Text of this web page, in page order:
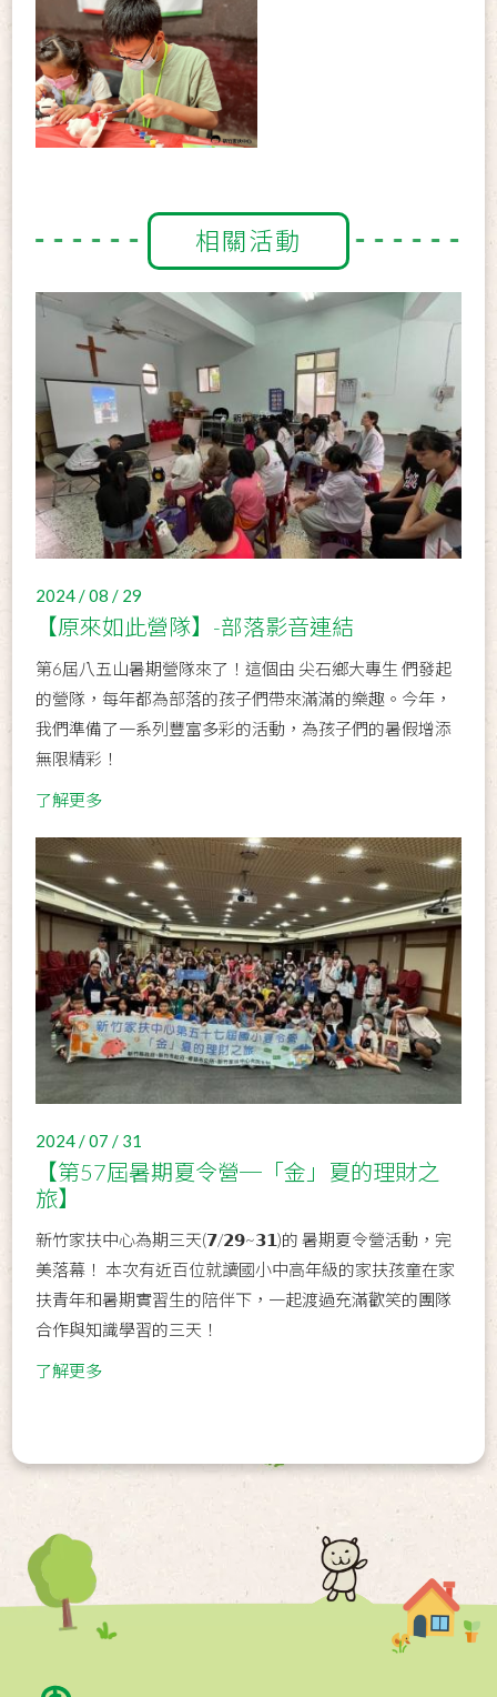
相關活動
2024 / 08 / 29
【原來如此營隊】-部落影音連結
第6屆八五山暑期營隊來了！這個由 尖石鄉大專生 們發起
的營隊，每年都為部落的孩子們帶來滿滿的樂趣。今年，
我們準備了一系列豐富多彩的活動，為孩子們的暑假增添
無限精彩！
了解更多
2024 / 07 / 31
【第57屆暑期夏令營─「金」夏的理財之
旅】
新竹家扶中心為期三天(𝟳/𝟮𝟵~𝟯𝟭)的 暑期夏令營活動，完
美落幕！ 本次有近百位就讀國小中高年級的家扶孩童在家
扶青年和暑期實習生的陪伴下，一起渡過充滿歡笑的團隊
合作與知識學習的三天！
了解更多